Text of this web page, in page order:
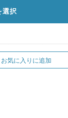
選択
お気に入りに追加